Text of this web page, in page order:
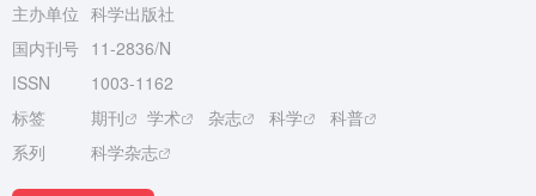
主办单位 科学出版社
国内刊号 11-2836/N
ISSN
1003-1162
标签
期刊 学术 杂志 科学
科普
系列
科学杂志